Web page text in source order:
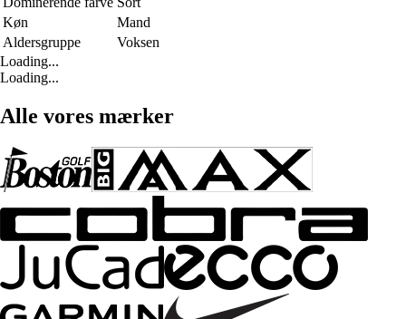
Køn
Mand
Aldersgruppe
Voksen
Loading...
Loading...
Alle vores mærker